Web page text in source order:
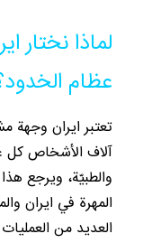
لماذا نختار
عظام
تعتبر ايران وجهة
آلاف الأشخاص كل
والطبيّة، ويرجع
المهرة في ايران
العديد من